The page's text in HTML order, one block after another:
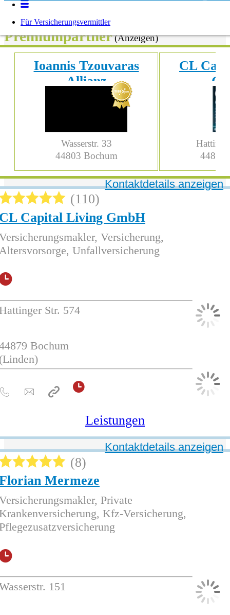
Für Versicherungsvermittler
Unsere geprüften
Premiumpartner(Anzeigen)
Ioannis Tzouvaras
Allianz
Generalvertretung
Wasserstr. 33
44803 Bochum
CL
44879
Capital Living GmbH
Versicherung,
Unfallversicherung
110
Str. 574
Bochum
Kontaktdetails anzeigen
Leistungen
Mermeze
Private
Kfz-Versicherung,
8
151
Kontaktdetails anzeigen